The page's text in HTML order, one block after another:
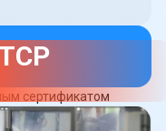
сертификатом